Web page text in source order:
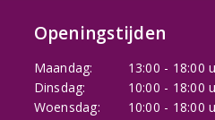
Openingstijden
Maandag:
13:00 - 18:00
Dinsdag:
10:00 - 18:00
Woensdag:
10:00 - 18:00